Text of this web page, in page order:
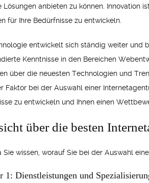
Lösungen anbieten zu können. Innovation
für Ihre Bedürfnisse zu entwickeln.
entwickelt sich ständig weiter und
Kenntnisse in den Bereichen
über die neuesten Technologien und
Faktor bei der Auswahl einer
zu entwickeln und Ihnen einen
über die besten
Sie wissen, worauf Sie bei der Auswahl
1: Dienstleistungen und